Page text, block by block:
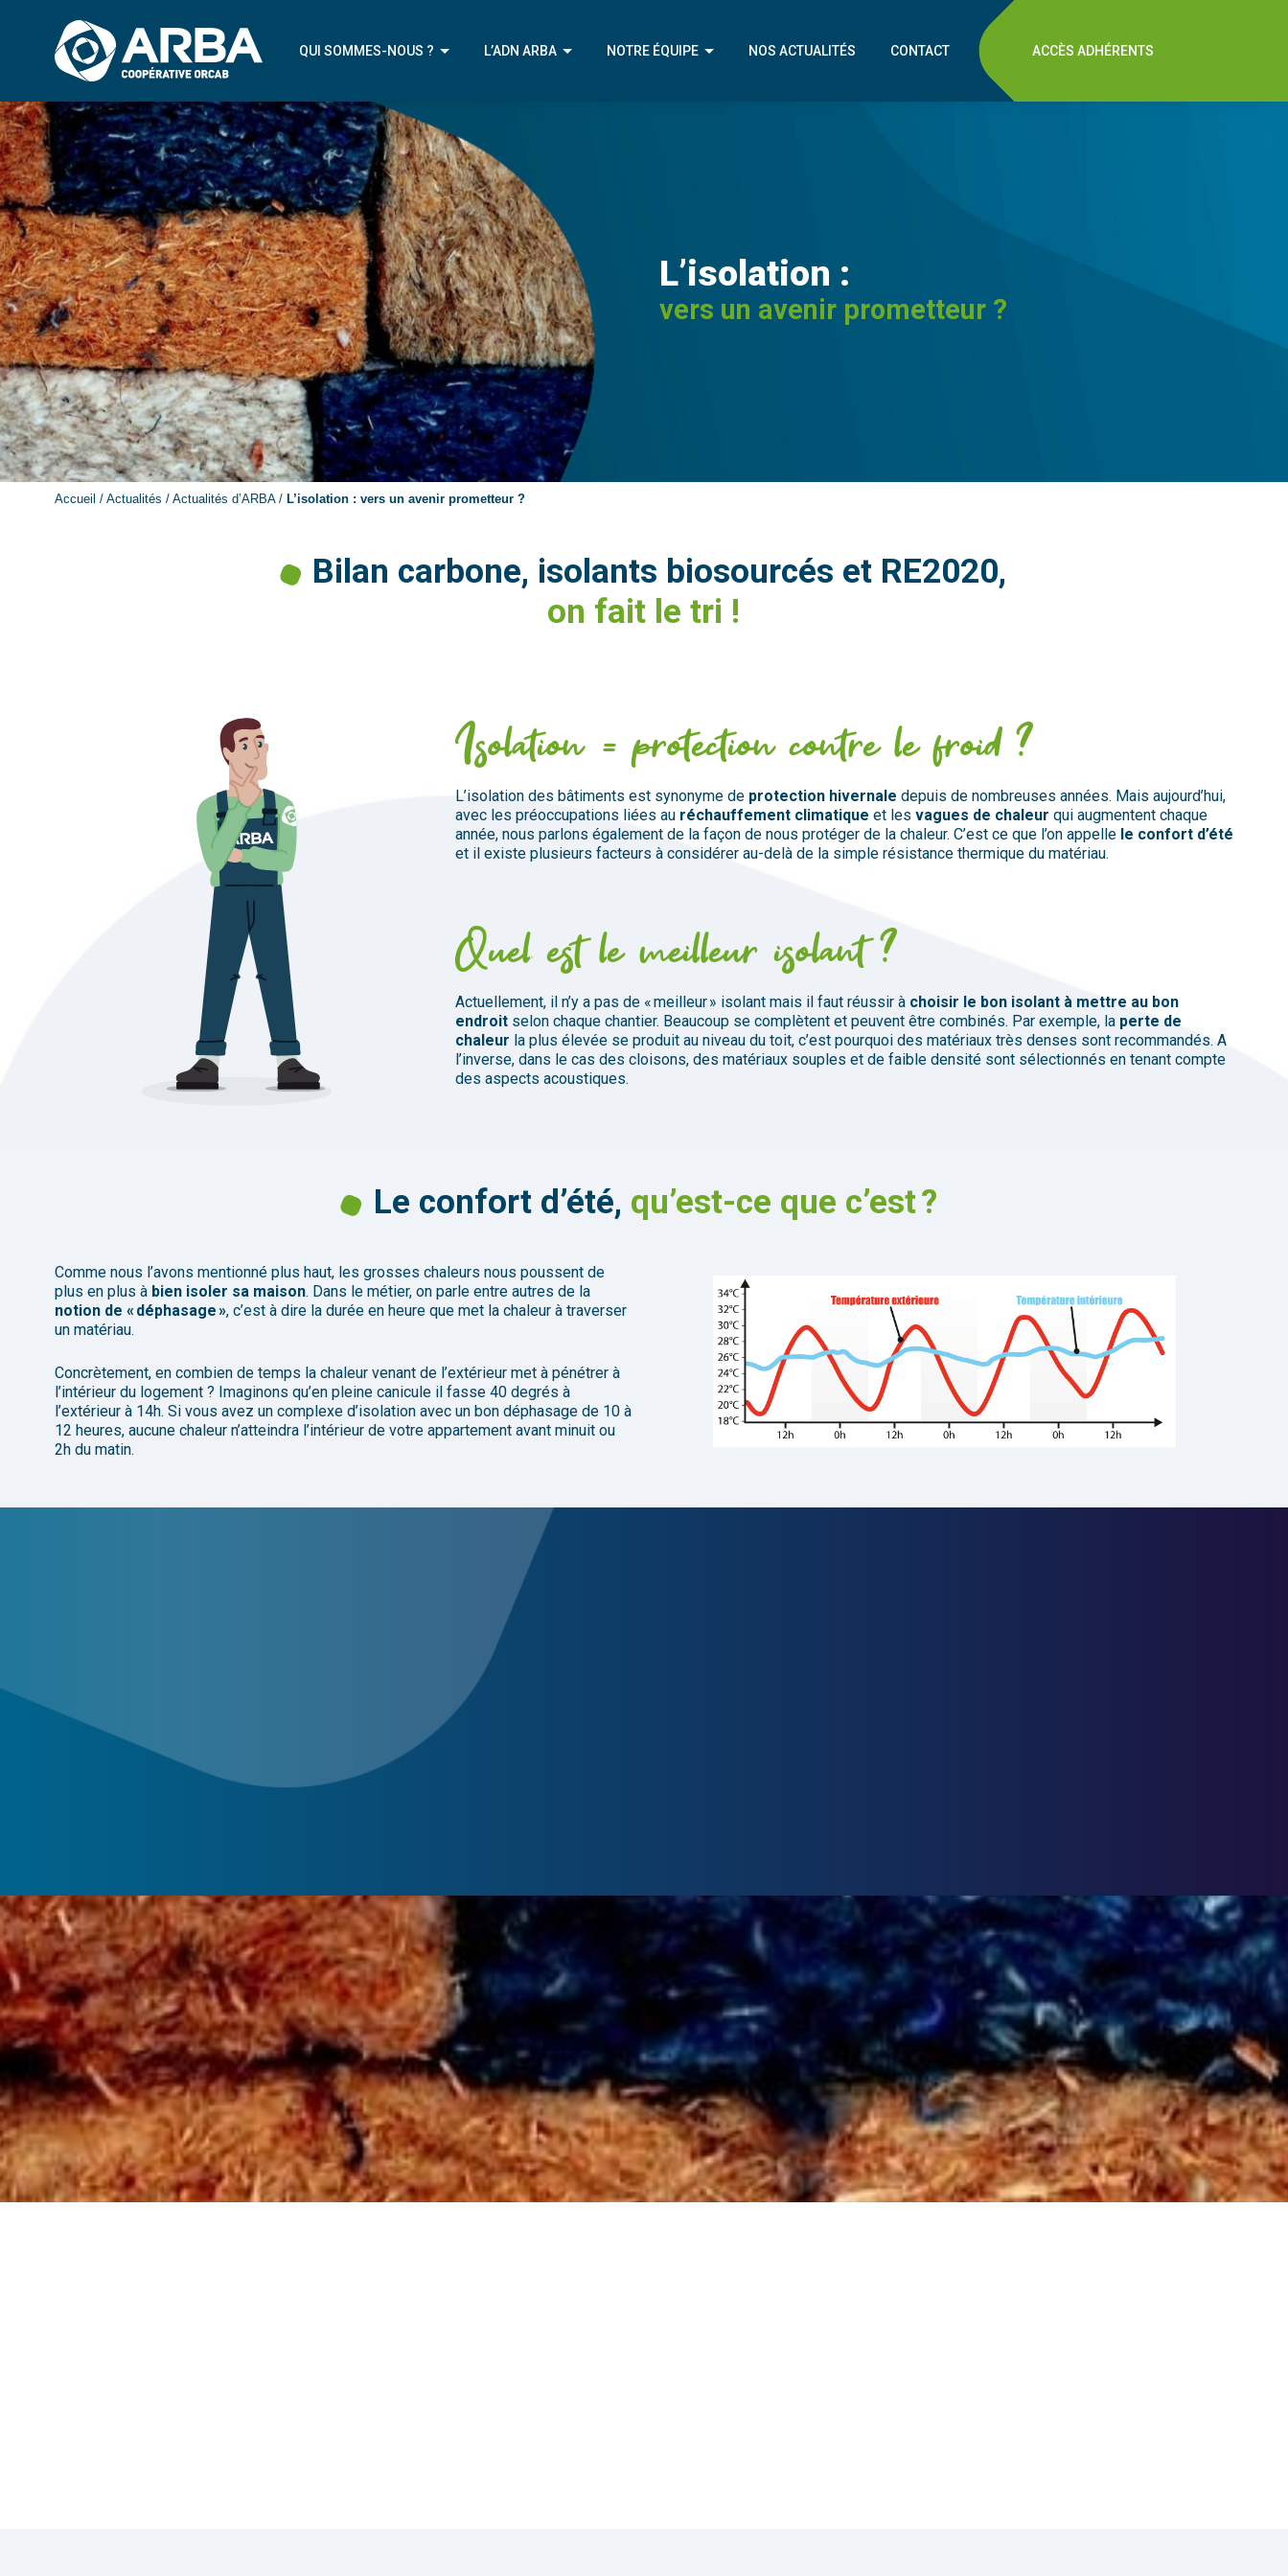
QUI SOMMES-NOUS ?
NOTRE COOPÉRATIVE
NOS ARTISANS ADHÉRENTS
NOTRE PROJET À VENIR
L’ADN ARBA
NOTRE APPROCHE
NOTRE AMBITION
NOTRE ÉQUIPE NOS ACTUALITÉS CONTACT ACCÈS ADHÉRENTS
L’isolation :
vers un avenir prometteur ?
Accueil / Actualités / Actualités d’ARBA/ L’isolation : vers un avenir prometteur ?
Bilan carbone, isolants biosourcés et RE2020,
on fait le tri !
Isolation = protection contre le froid ?
L’isolation des bâtiments est synonyme de protection hivernale depuis de nombreuses années. Mais aujourd’hui,
avec les préoccupations liées au réchauffement climatique et les vagues de chaleur qui augmentent chaque
année, nous parlons également de la façon de nous protéger de la chaleur. C’est ce que l’on appelle le confort d’été
et il existe plusieurs facteurs à considérer au-delà de la simple résistance thermique du matériau.
Quel est le meilleur isolant ?
Actuellement, il n’y a pas de « meilleur » isolant mais il faut réussir à choisir le bon isolant à mettre au bon
endroit selon chaque chantier. Beaucoup se complètent et peuvent être combinés. Par exemple, la perte de
chaleur la plus élevée se produit au niveau du toit, c’est pourquoi des matériaux très denses sont recommandés. A
l’inverse, dans le cas des cloisons, des matériaux souples et de faible densité sont sélectionnés en tenant compte
des aspects acoustiques.
Le confort d’été, qu’est-ce que c’est ?
Comme nous l’avons mentionné plus haut, les grosses chaleurs nous poussent de
plus en plus à bien isoler sa maison. Dans le métier, on parle entre autres de la
notion de « déphasage », c’est à dire la durée en heure que met la chaleur à traverser
un matériau.
Concrètement, en combien de temps la chaleur venant de l’extérieur met à pénétrer à
l’intérieur du logement ? Imaginons qu’en pleine canicule il fasse 40 degrés à
l’extérieur à 14h. Si vous avez un complexe d’isolation avec un bon déphasage de 10 à
12 heures, aucune chaleur n’atteindra l’intérieur de votre appartement avant minuit ou
2h du matin.
Les isolants biosourcés
isolants biosourcés
(laine de verre ou laine de roche) et les
biosourcés avec notamment la laine de bois, la laine de coton, l’ouate de cellulose, le mélange de chanvre/lin/coton, la paille
l’herbe. Et la liste est en encore très longue !
Réglementation Environnementale 2020
neuves
et s’attaque donc directement aux matériaux de construction. Cela passe par l’origine et la composition du matériau,
l’énergie consommée nécessaire à la fabrication, l’analyse du cycle de vie